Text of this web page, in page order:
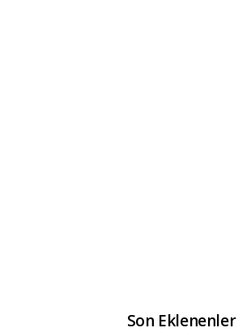
Son Eklenenler